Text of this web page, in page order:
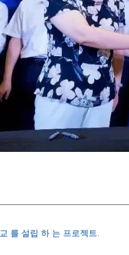
를 설립 하 는 프로젝트.